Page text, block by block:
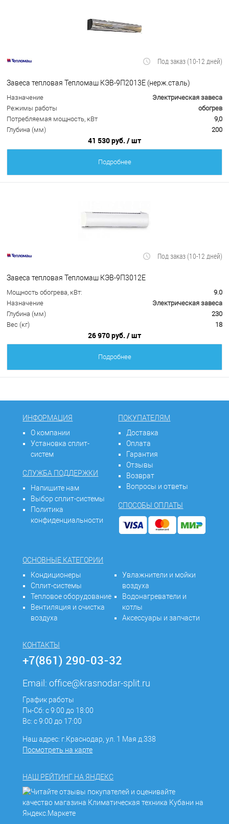
Под заказ (10-12 дней)
Завеса тепловая Тепломаш КЭВ-9П2013Е (нерж.сталь)
Назначение
Электрическая завеса
Режимы работы
обогрев
Потребляемая мощность, кВт
9,0
Глубина (мм)
200
41 530 руб. / шт
Подробнее
Под заказ (10-12 дней)
Завеса тепловая Тепломаш КЭВ-9П3012Е
Мощность обогрева, кВт:
9.0
Назначение
Электрическая завеса
Глубина (мм)
230
Вес (кг)
18
26 970 руб. / шт
Подробнее
ИНФОРМАЦИЯ
О компании
Установка сплит-
систем
СЛУЖБА ПОДДЕРЖКИ
Напишите нам
Выбор сплит-системы
Политика
конфиденциальности
ПОКУПАТЕЛЯМ
Доставка
Оплата
Гарантия
Отзывы
Возврат
Вопросы и ответы
СПОСОБЫ ОПЛАТЫ
ОСНОВНЫЕ КАТЕГОРИИ
Кондиционеры
Сплит-системы
Тепловое оборудование
Вентиляция и очистка
воздуха
Увлажнители и мойки
воздуха
Водонагреватели и
котлы
Аксессуары и запчасти
КОНТАКТЫ
+7(861) 290-03-32
Email:office@krasnodar-split.ru
График работы
Пн-Сб: с 9:00 до 18:00
Вс: с 9:00 до 17:00
Наш адрес: г.Краснодар, ул. 1 Мая д.338
Посмотреть на карте
НАШ РЕЙТИНГ НА ЯНДЕКС